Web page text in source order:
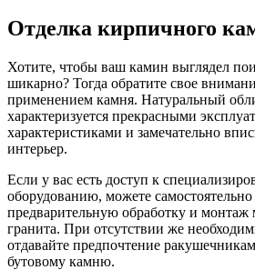
Отделка кирпичного
Хотите, чтобы ваш камин выглядел
шикарно? Тогда обратите свое
применением камня. Натуральный
характеризуется прекрасными
характеристиками и замечательно
интерьер.
Если у вас есть доступ к
оборудованию, можете
предварительную обработку и
гранита. При отсутствии же
отдавайте предпочтение
бутовому камню.